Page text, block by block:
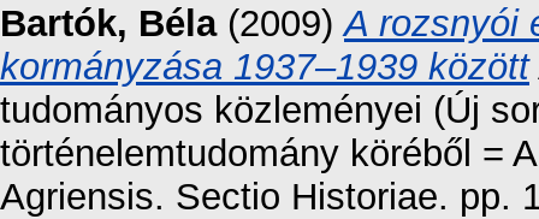
Bartók, Béla(2009)A rozsnyói
kormányzása 1937–1939 között
tudományos közleményei (Új
történelemtudomány köréből =
Agriensis. Sectio Historiae. pp.